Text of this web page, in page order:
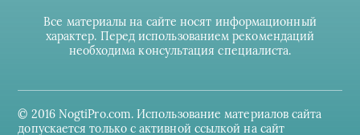
Все материалы на сайте носят информационный
характер. Перед использованием рекомендаций
необходима консультация специалиста.
© 2016 NogtiPro.com. Использование материалов сайта
допускается только с активной ссылкой на сайт